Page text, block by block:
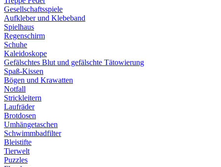
Gesellschaftsspiele
Aufkleber und Klebeband
Spielhaus
Regenschirm
Schuhe
Kaleidoskope
Gefälschtes Blut und gefälschte Tätowierung
Spaß-Kissen
Bögen und Krawatten
Notfall
Strickleitern
Laufräder
Brotdosen
Umhängetaschen
Schwimmbadfilter
Bleistifte
Tierwelt
Puzzles